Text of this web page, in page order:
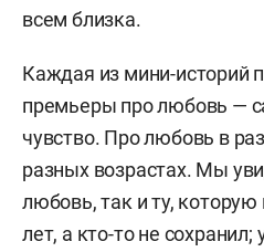
всем близка.
Каждая из мини-историй
премьеры про любовь —
чувство. Про любовь в
разных возрастах. Мы
любовь, так и ту,
лет, а кто-то не